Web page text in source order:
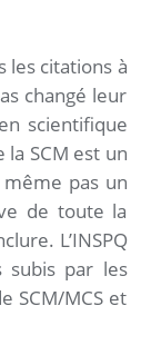
les citations à
changé leur
scientifique
SCM est un
pas un
de toute la
L’INSPQ
subis par les
SCM/MCS et